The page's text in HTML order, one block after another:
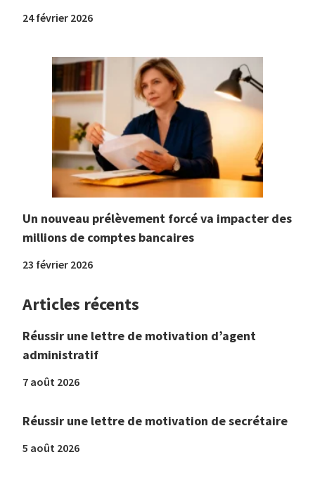
24 février 2026
Un nouveau prélèvement forcé va impacter des
millions de comptes bancaires
23 février 2026
Articles récents
Réussir une lettre de motivation d’agent
administratif
7 août 2026
Réussir une lettre de motivation de secrétaire
5 août 2026